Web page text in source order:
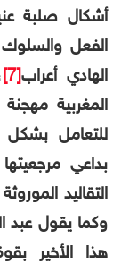
أشكال صلبة
الفعل
الهادي أعراب[7]
المغربية
للتعامل بشكل
بداعي
التقاليد
وكما يقول عبد
هذا الأخير